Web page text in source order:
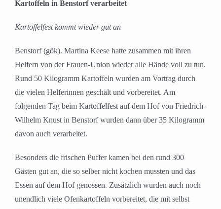
Kartoffeln in Benstorf verarbeitet
Kartoffelfest kommt wieder gut an
Benstorf (gök). Martina Keese hatte zusammen mit ihren
Helfern von der Frauen-Union wieder alle Hände voll zu tun.
Rund 50 Kilogramm Kartoffeln wurden am Vortrag durch
die vielen Helferinnen geschält und vorbereitet. Am
folgenden Tag beim Kartoffelfest auf dem Hof von Friedrich-
Wilhelm Knust in Benstorf wurden dann über 35 Kilogramm
davon auch verarbeitet.
Besonders die frischen Puffer kamen bei den rund 300
Gästen gut an, die so selber nicht kochen mussten und das
Essen auf dem Hof genossen. Zusätzlich wurden auch noch
unendlich viele Ofenkartoffeln vorbereitet, die mit selbst